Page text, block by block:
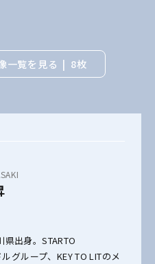
一覧を見る 8枚
出身。STARTO
グループ、KEY TO LITのメ